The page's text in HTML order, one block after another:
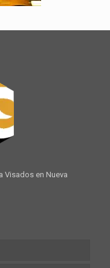
Visados en Nueva